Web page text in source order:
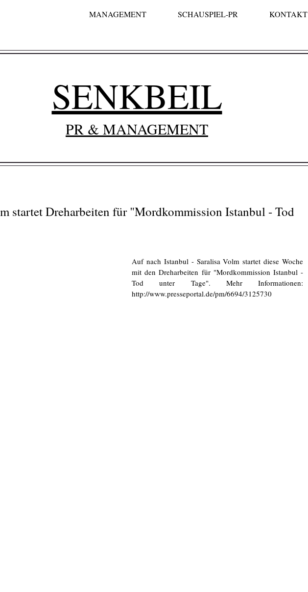
MANAGEMENT SCHAUSPIEL-PR KONTAKT
SENKBEIL
PR & MANAGEMENT
startet Dreharbeiten für "Mordkommission Istanbul - Tod
Auf nach Istanbul - Saralisa Volm startet diese Woche
mit den Dreharbeiten für "Mordkommission Istanbul -
Tod unter Tage". Mehr Informationen:
http://www.presseportal.de/pm/6694/3125730